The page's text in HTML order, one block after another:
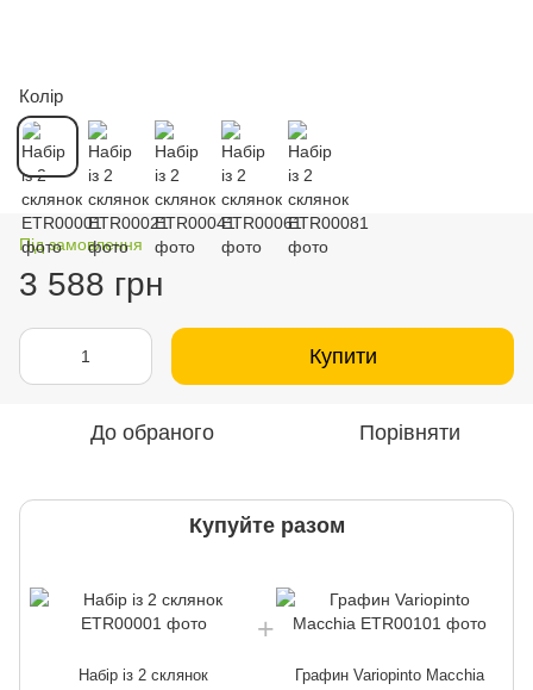
Колір
Під замовлення
3 588 грн
Купити
До обраного Порівняти
Купуйте разом
Набір із 2 склянок Графин Variopinto Macchia